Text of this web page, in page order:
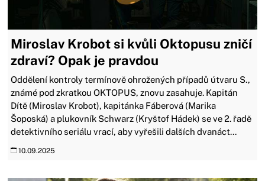
Miroslav Krobot si kvůli Oktopusu zničí
zdraví? Opak je pravdou
Oddělení kontroly termínově ohrožených případů útvaru S.,
známé pod zkratkou OKTOPUS, znovu zasahuje. Kapitán
Dítě (Miroslav Krobot), kapitánka Fáberová (Marika
Šoposká) a plukovník Schwarz (Kryštof Hádek) se ve 2. řadě
detektivního seriálu vrací, aby vyřešili dalších dvanáct...
10.09.2025